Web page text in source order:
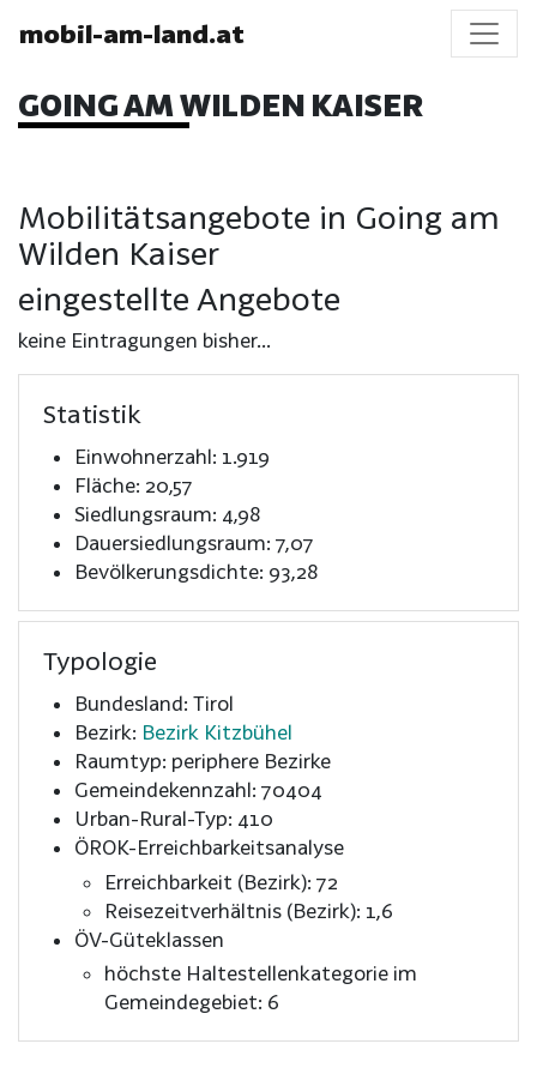
mobil-am-land.at
GOING AM WILDEN KAISER
Mobilitätsangebote in Going am
Wilden Kaiser
eingestellte Angebote
keine Eintragungen bisher...
Statistik
Einwohnerzahl: 1.919
Fläche: 20,57
Siedlungsraum: 4,98
Dauersiedlungsraum: 7,07
Bevölkerungsdichte: 93,28
Typologie
Bundesland: Tirol
Bezirk: Bezirk Kitzbühel
Raumtyp: periphere Bezirke
Gemeindekennzahl: 70404
Urban-Rural-Typ: 410
ÖROK-Erreichbarkeitsanalyse
Erreichbarkeit (Bezirk): 72
Reisezeitverhältnis (Bezirk): 1,6
ÖV-Güteklassen
höchste Haltestellenkategorie im
Gemeindegebiet: 6